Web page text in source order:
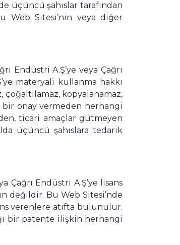
üçüncü şahıslar tarafından
Web Sitesi’nin veya diğer
Endüstri A.Ş’ye veya Çağrı
materyali kullanma hakkı
kopyalanamaz,
bir onay vermeden herhangi
ticari amaçlar gütmeyen
üçüncü şahıslara tedarik
Çağrı Endüstri A.Ş’ye lisans
değildir. Bu Web Sitesi’nde
verenlere atıfta bulunulur.
bir patente ilişkin herhangi